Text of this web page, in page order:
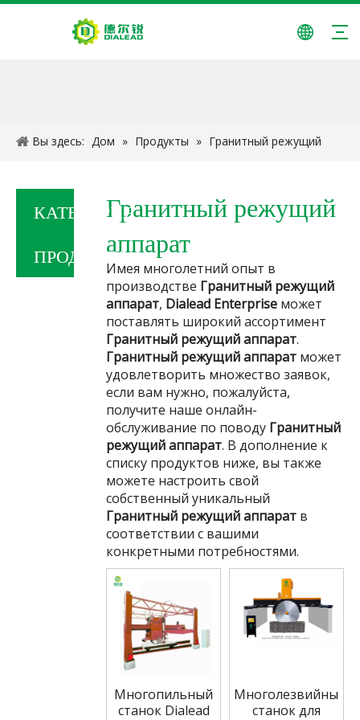
Вы здесь: Дом » Продукты » Гранитный режущий
КАТЕГОРИЯ
ПРОДУКТА
Гранитный режущий
аппарат
Имея многолетний опыт в
производстве Гранитный режущий
аппарат, Dialead Enterprise может
поставлять широкий ассортимент
Гранитный режущий аппарат.
Гранитный режущий аппарат может
удовлетворить множество заявок,
если вам нужно, пожалуйста,
получите наше онлайн-
обслуживание по поводу Гранитный
режущий аппарат. В дополнение к
списку продуктов ниже, вы также
можете настроить свой
собственный уникальный
Гранитный режущий аппарат в
соответствии с вашими
конкретными потребностями.
Многопильный
станок Dialead
Многолезвийный
станок для